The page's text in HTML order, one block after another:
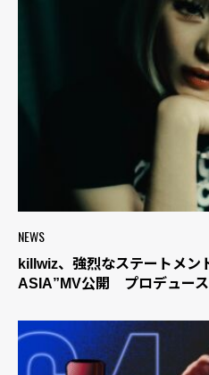
NEWS
killwiz、強烈なステートメン
ASIA”MV公開 プロデュー